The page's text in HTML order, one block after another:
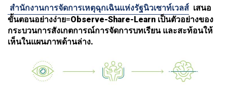
สำนักงานการจัดการเหตุฉุกเฉินแห่งรัฐนิวเซาท์เวลส์ เสนอ
ขั้นตอนอย่างง่าย=Observe-Share-Learn เป็นตัวอย่างของ
กระบวนการสังเกตการณ์การจัดการบทเรียน และสะท้อนให้
เห็นในแผนภาพด้านล่าง.